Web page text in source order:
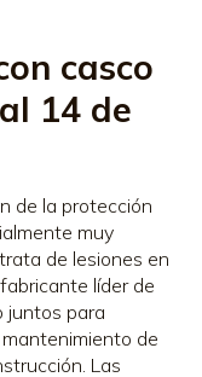
casco
14 de
de la protección
muy
de lesiones en
líder de
juntos para
de
Las